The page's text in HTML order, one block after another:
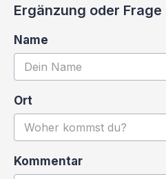
Ergänzung oder
Name
Ort
Kommentar